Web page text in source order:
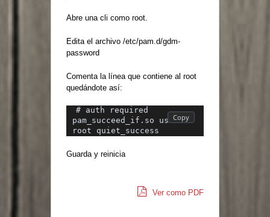
Abre una cli como root.
Edita el archivo /etc/pam.d/gdm-
password
Comenta la línea que contiene al root
quedándote así:
# auth required
pam_succeed_if.so user !=
root quiet_success
Guarda y reinicia
Ver como PDF